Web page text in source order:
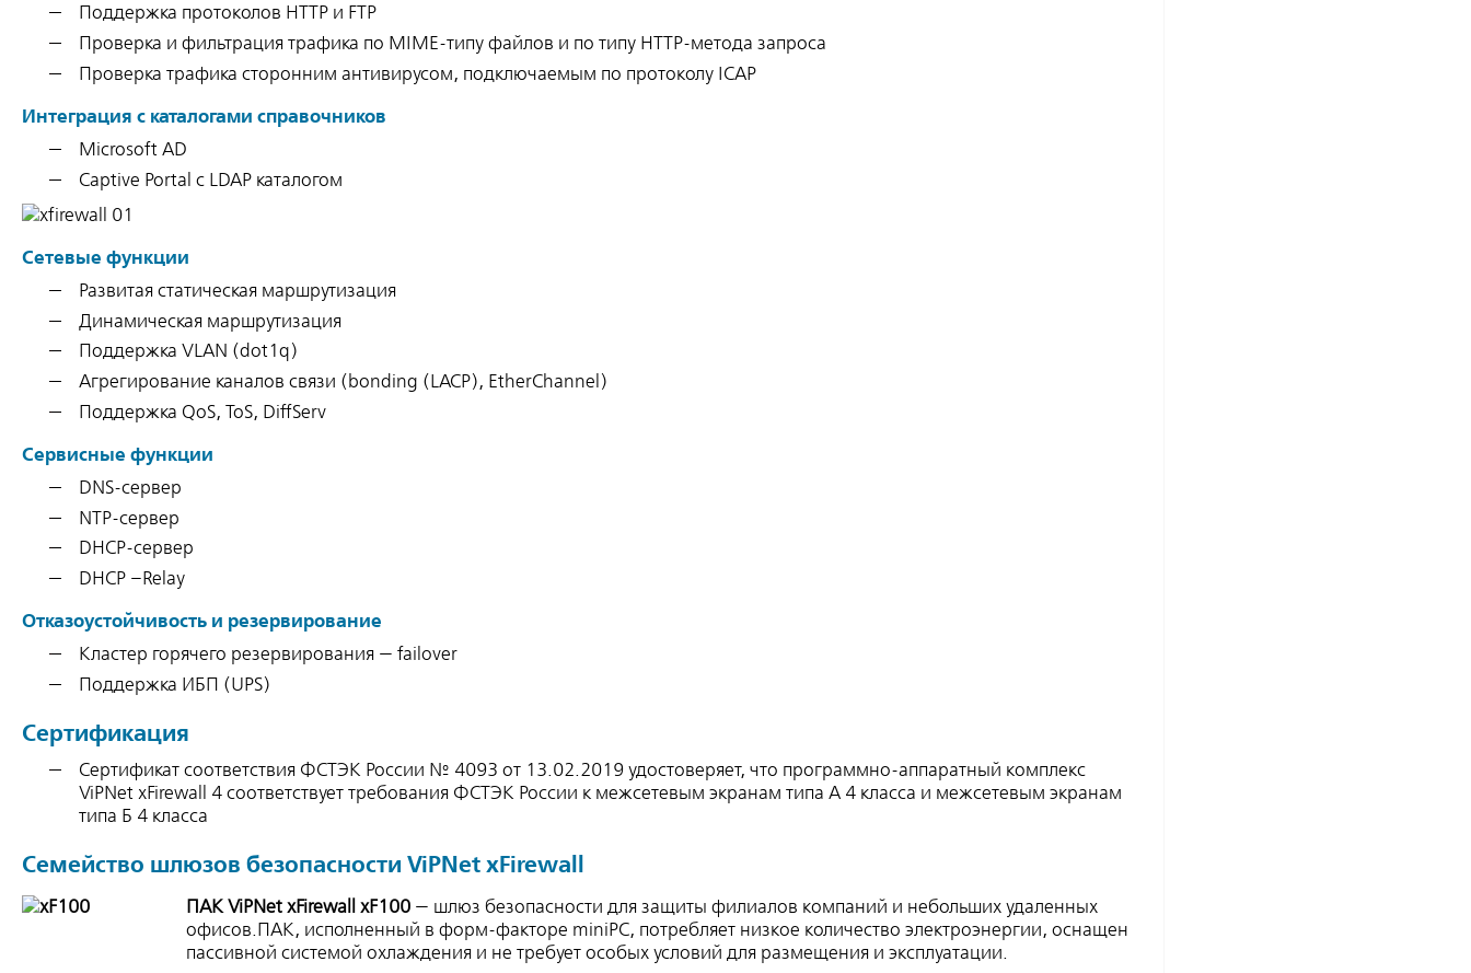
Поддержка протоколов HTTP и FTP
Проверка и фильтрация трафика по MIME-типу файлов и по типу HTTP-метода запроса
Проверка трафика сторонним антивирусом, подключаемым по протоколу ICAP
Интеграция с каталогами справочников
Microsoft AD
Captive Portal с LDAP каталогом
Сетевые функции
Развитая статическая маршрутизация
Динамическая маршрутизация
Поддержка VLAN (dot1q)
Агрегирование каналов связи (bonding (LACP), EtherChannel)
Поддержка QoS, ToS, DiffServ
Сервисные функции
DNS-сервер
NTP-сервер
DHCP-сервер
DHCP –Relay
Отказоустойчивость и резервирование
Кластер горячего резервирования — failover
Поддержка ИБП (UPS)
Сертификация
Сертификат соответствия ФСТЭК России № 4093 от 13.02.2019 удостоверяет, что программно-аппаратный комплекс
ViPNet xFirewall 4 соответствует требования ФСТЭК России к межсетевым экранам типа А 4 класса и межсетевым экранам
типа Б 4 класса
Семейство шлюзов безопасности ViPNet xFirewall
ПАК ViPNet xFirewall xF100 — шлюз безопасности для защиты филиалов компаний и небольших удаленных
офисов.ПАК, исполненный в форм-факторе miniPC, потребляет низкое количество электроэнергии, оснащен
пассивной системой охлаждения и не требует особых условий для размещения и эксплуатации.